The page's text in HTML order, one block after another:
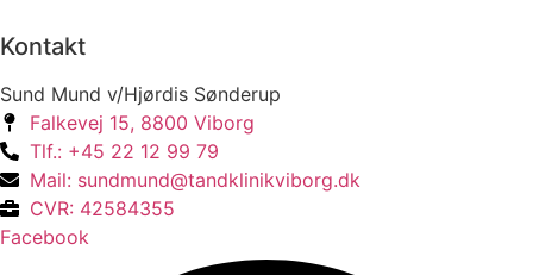
Kontakt
Sund Mund v/Hjørdis Sønderup
Falkevej 15, 8800 Viborg
Tlf.: +45 22 12 99 79
Mail: sundmund@tandklinikviborg.dk
CVR: 42584355
Facebook